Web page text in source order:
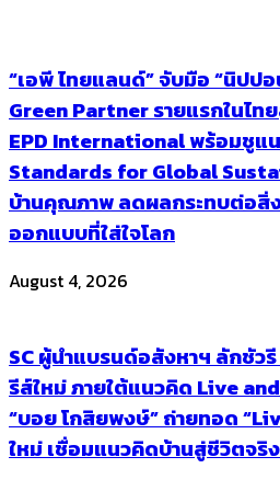
“เอพี ไทยแลนด์” จับมือ “นิปป
Green Partner รายแรกในไท
EPD International พร้อมชูแ
Standards for Global
บ้านคุณภาพ ลดผลกระทบต่อ
ออกแบบที่ใส่ใจโลก
August 4, 2026
SC ผู้นำแบรนด์อสังหาฯ ลักชัว
รีส์ใหม่ ภายใต้แนวคิด Live
“บอย โกสิยพงษ์” ถ่ายทอด
ใหม่ เชื่อมแนวคิดบ้านสู่ชีวิตจริ